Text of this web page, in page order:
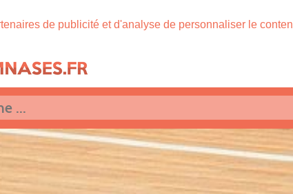
de publicité et d'analyse de personnaliser le